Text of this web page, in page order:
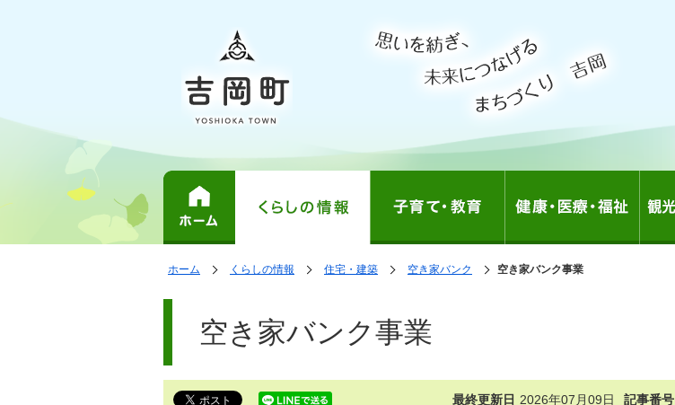
表
ペ
ホーム
のくらしの情報
の
住宅・建築
の
空き家バンク
の
空き家バンク事業
文
空き家バンク事業
最終更新日 2026年07月09日 記事番号